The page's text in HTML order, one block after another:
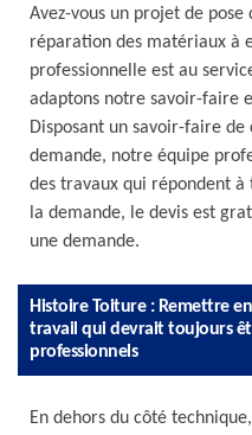
Avez-vous un projet de
réparation des matériaux à
professionnelle est au
adaptons notre savoir-faire
Disposant un savoir-faire
demande, notre équipe
des travaux qui répondent à
la demande, le devis est
une demande.
Histoire Toiture : Remettre
travail qui devrait toujours
professionnels
En dehors du côté